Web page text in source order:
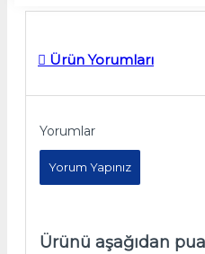
Ürün Yorumları
Yorumlar
Yorum Yapınız
Ürünü aşağıdan